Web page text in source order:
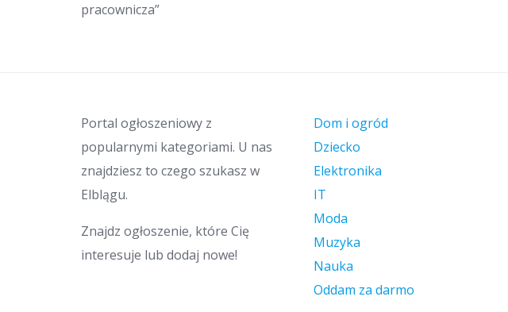
pracownicza”
Portal ogłoszeniowy z
popularnymi kategoriami. U nas
znajdziesz to czego szukasz w
Elblągu.
Znajdz ogłoszenie, które Cię
interesuje lub dodaj nowe!
Dom i ogród
Dziecko
Elektronika
IT
Moda
Muzyka
Nauka
Oddam za darmo